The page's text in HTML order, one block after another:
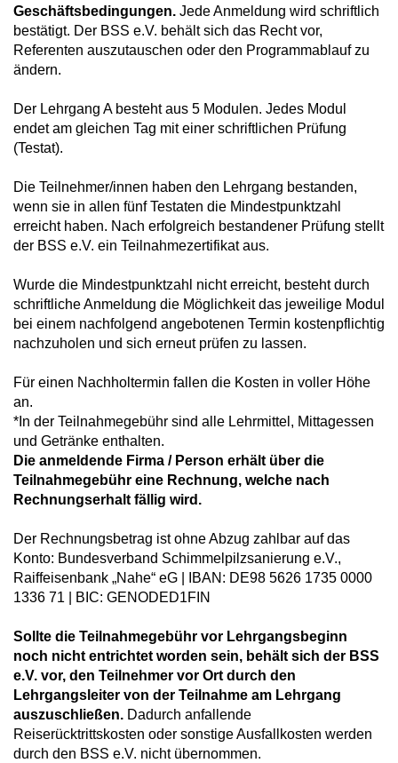
Geschäftsbedingungen. Jede Anmeldung wird schriftlich
bestätigt. Der BSS e.V. behält sich das Recht vor,
Referenten auszutauschen oder den Programmablauf zu
ändern.
Der Lehrgang A besteht aus 5 Modulen. Jedes Modul
endet am gleichen Tag mit einer schriftlichen Prüfung
(Testat).
Die Teilnehmer/innen haben den Lehrgang bestanden,
wenn sie in allen fünf Testaten die Mindestpunktzahl
erreicht haben. Nach erfolgreich bestandener Prüfung stellt
der BSS e.V. ein Teilnahmezertifikat aus.
Wurde die Mindestpunktzahl nicht erreicht, besteht durch
schriftliche Anmeldung die Möglichkeit das jeweilige Modul
bei einem nachfolgend angebotenen Termin kostenpflichtig
nachzuholen und sich erneut prüfen zu lassen.
Für einen Nachholtermin fallen die Kosten in voller Höhe
an.
*In der Teilnahmegebühr sind alle Lehrmittel, Mittagessen
und Getränke enthalten.
Die anmeldende Firma / Person erhält über die
Teilnahmegebühr eine Rechnung, welche nach
Rechnungserhalt fällig wird.
Der Rechnungsbetrag ist ohne Abzug zahlbar auf das
Konto: Bundesverband Schimmelpilzsanierung e.V.,
Raiffeisenbank „Nahe“ eG | IBAN: DE98 5626 1735 0000
1336 71 | BIC: GENODED1FIN
Sollte die Teilnahmegebühr vor Lehrgangsbeginn
noch nicht entrichtet worden sein, behält sich der BSS
e.V. vor, den Teilnehmer vor Ort durch den
Lehrgangsleiter von der Teilnahme am Lehrgang
auszuschließen. Dadurch anfallende
Reiserücktrittskosten oder sonstige Ausfallkosten werden
durch den BSS e.V. nicht übernommen.